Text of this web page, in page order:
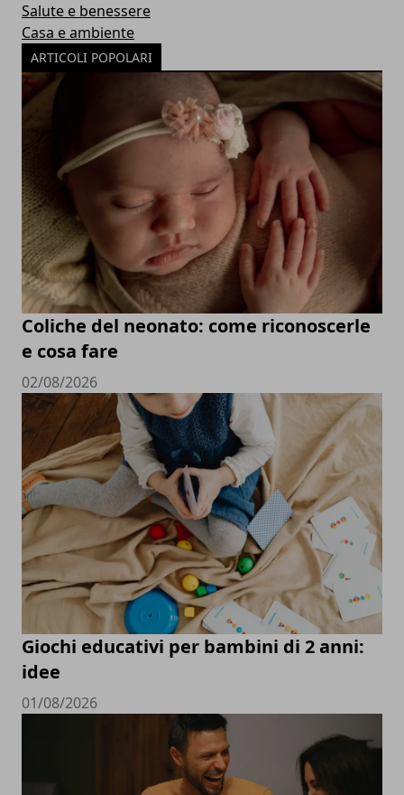
Salute e benessere
Casa e ambiente
ARTICOLI POPOLARI
Coliche del neonato: come riconoscerle
e cosa fare
02/08/2026
Giochi educativi per bambini di 2 anni:
idee
01/08/2026